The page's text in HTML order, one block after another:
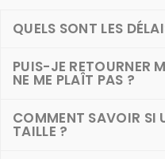
QUELS SONT LES
PUIS-JE RETOURNER
NE ME PLAÎT PAS ?
COMMENT SAVOIR SI
TAILLE ?